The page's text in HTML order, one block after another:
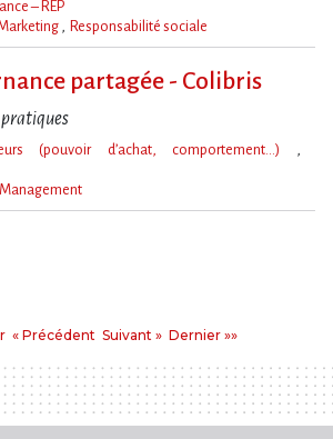
– REP
Responsabilité sociale
partagée - Colibris
pratiques
(pouvoir d’achat, comportement…)
Management
Premier
« PrécédentPrécédent
Suivant
Suivant » Dernier
Dernier »»